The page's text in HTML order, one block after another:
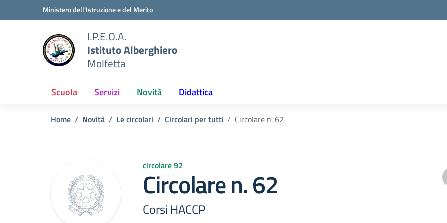
Vai ai contenuti
Vai al menu di navigazioneMinistero dell'Istruzione e del Merito
I.P.E.O.A.
Istituto Alberghiero
Molfetta
Scuola Servizi Novità Didattica
Home Novità Le circolari Circolari per tutti Circolare n. 62
circolare 92
Circolare n. 62
Corsi HACCP